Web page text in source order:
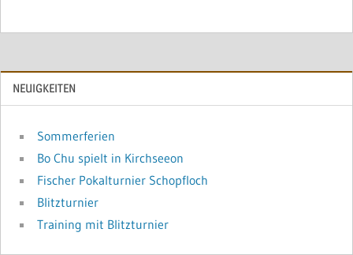
NEUIGKEITEN
Sommerferien
Bo Chu spielt in Kirchseeon
Fischer Pokalturnier Schopfloch
Blitzturnier
Training mit Blitzturnier